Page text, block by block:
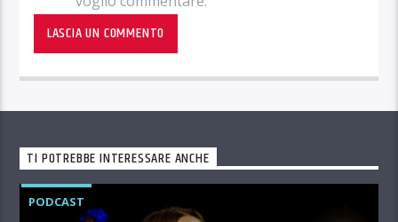
TI POTREBBE INTERESSARE ANCHE
PODCAST